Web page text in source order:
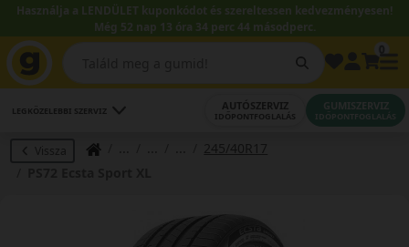
Használja a LENDÜLET kuponkódot és szereltessen kedvezményesen!
Még 52 nap 13 óra 34 perc 43 másodperc.
LEGKÖZELEBBI SZERVIZ AUTÓSZERVIZ
IDŐPONTFOGLALÁS
GUMISZERVIZ
IDŐPONTFOGLALÁS
Vissza
245/40R17